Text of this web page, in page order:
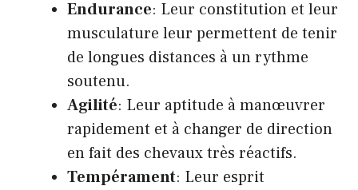
Endurance: Leur constitution et leur
musculature leur permettent de tenir
de longues distances à un rythme
soutenu.
Agilité: Leur aptitude à manœuvrer
rapidement et à changer de direction
en fait des chevaux très réactifs.
Tempérament: Leur esprit